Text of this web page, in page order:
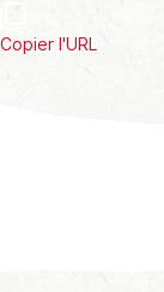
Copier l'URL